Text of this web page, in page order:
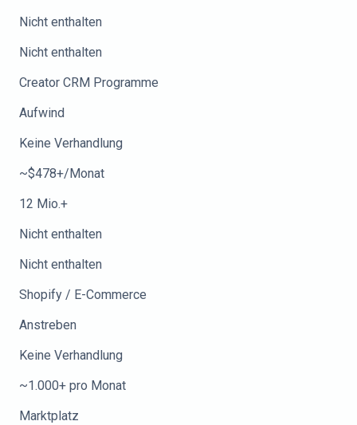
Nicht enthalten
Nicht enthalten
Creator CRM Programme
Aufwind
Keine Verhandlung
~$478+/Monat
12 Mio.+
Nicht enthalten
Nicht enthalten
Shopify / E-Commerce
Anstreben
Keine Verhandlung
~1.000+ pro Monat
Marktplatz